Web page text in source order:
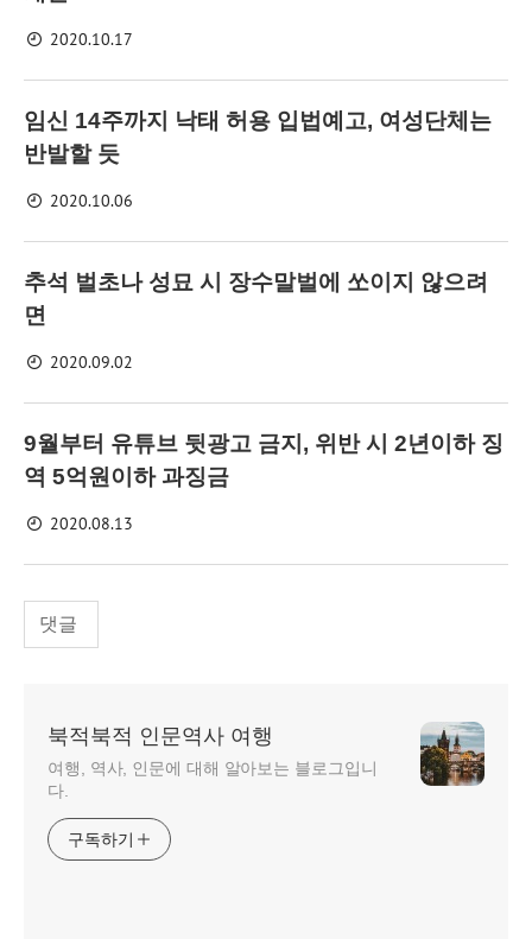
2020.10.17
임신 14주까지 낙태 허용 입법예고, 여성단체는
반발할 듯
2020.10.06
추석 벌초나 성묘 시 장수말벌에 쏘이지 않으려
면
2020.09.02
9월부터 유튜브 뒷광고 금지, 위반 시 2년이하 징
역 5억원이하 과징금
2020.08.13
댓글
북적북적 인문역사 여행
여행, 역사, 인문에 대해 알아보는 블로그입니
다.
구독하기